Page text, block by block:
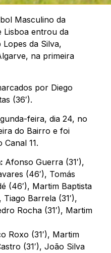
Masculino da
Lisboa entrou da
da Silva,
na primeira
por Diego
(36′).
feira, dia 24, no
do Bairro e foi
11.
Afonso Guerra (31′),
(46′), Tomás
(46′), Martim Baptista
Tiago Barrela (31′),
Rocha (31′), Martim
Roxo (31′), Martim
(31′), João Silva